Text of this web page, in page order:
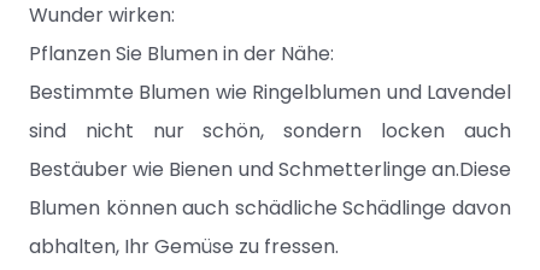
Wunder wirken:
Pflanzen Sie Blumen in der Nähe:
Bestimmte Blumen wie Ringelblumen und Lavendel
sind nicht nur schön, sondern locken auch
Bestäuber wie Bienen und Schmetterlinge an.Diese
Blumen können auch schädliche Schädlinge davon
abhalten, Ihr Gemüse zu fressen.